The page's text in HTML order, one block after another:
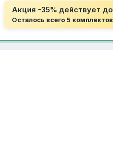
Акция -35% действует до
Осталось всего 5 комплектов